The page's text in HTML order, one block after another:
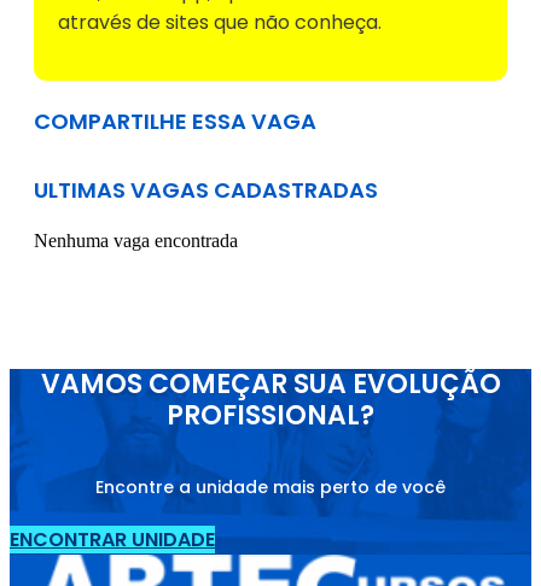
através de sites que não conheça.
COMPARTILHE ESSA VAGA
ULTIMAS VAGAS CADASTRADAS
Nenhuma vaga encontrada
VAMOS COMEÇAR SUA EVOLUÇÃO
PROFISSIONAL?
Encontre a unidade mais perto de você
ENCONTRAR UNIDADE